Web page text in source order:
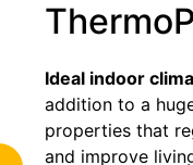
Ideal indoor
addition to a
properties that
and improve